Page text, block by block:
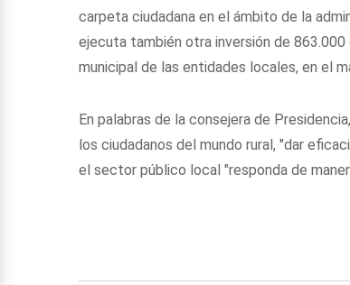
carpeta ciudadana en el ámbito de la
ejecuta también otra inversión de
municipal de las entidades locales, en el
En palabras de la consejera de
los ciudadanos del mundo rural, "dar
el sector público local "responda de